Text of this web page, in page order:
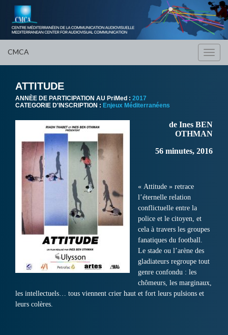
CMCA
ATTITUDE
ANNÈE DE PARTICIPATION AU PriMed : 2017
CATEGORIE D'INSCRIPTION : Enjeux Méditerranéens
de Ines BEN
OTHMAN
56 minutes, 2016
« Attitude » retrace
l’éternelle relation
conflictuelle entre la
police et le citoyen, et
cela à travers les groupes
fanatiques du football.
Le stade ou l’arène des
gladiateurs regroupe tout
genre confondu : les
chômeurs, les marginaux,
les intellectuels… tous viennent crier haut et fort leurs pulsions et
leurs colères.